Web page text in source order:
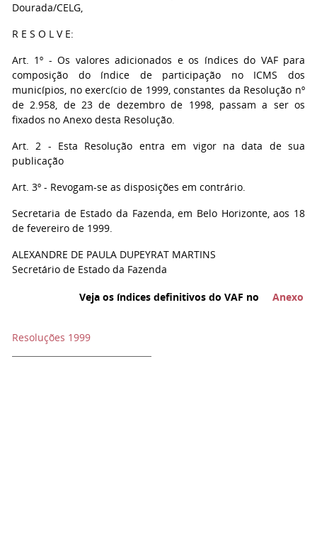
Dourada/CELG,
R E S O L V E:
Art. 1º - Os valores adicionados e os índices do VAF para
composição do índice de participação no ICMS dos
municípios, no exercício de 1999, constantes da Resolução nº
de 2.958, de 23 de dezembro de 1998, passam a ser os
fixados no Anexo desta Resolução.
Art. 2 - Esta Resolução entra em vigor na data de sua
publicação
Art. 3º - Revogam-se as disposições em contrário.
Secretaria de Estado da Fazenda, em Belo Horizonte, aos 18
de fevereiro de 1999.
ALEXANDRE DE PAULA DUPEYRAT MARTINS
Secretário de Estado da Fazenda
Veja os índices definitivos do VAF no Anexo
Resoluções 1999